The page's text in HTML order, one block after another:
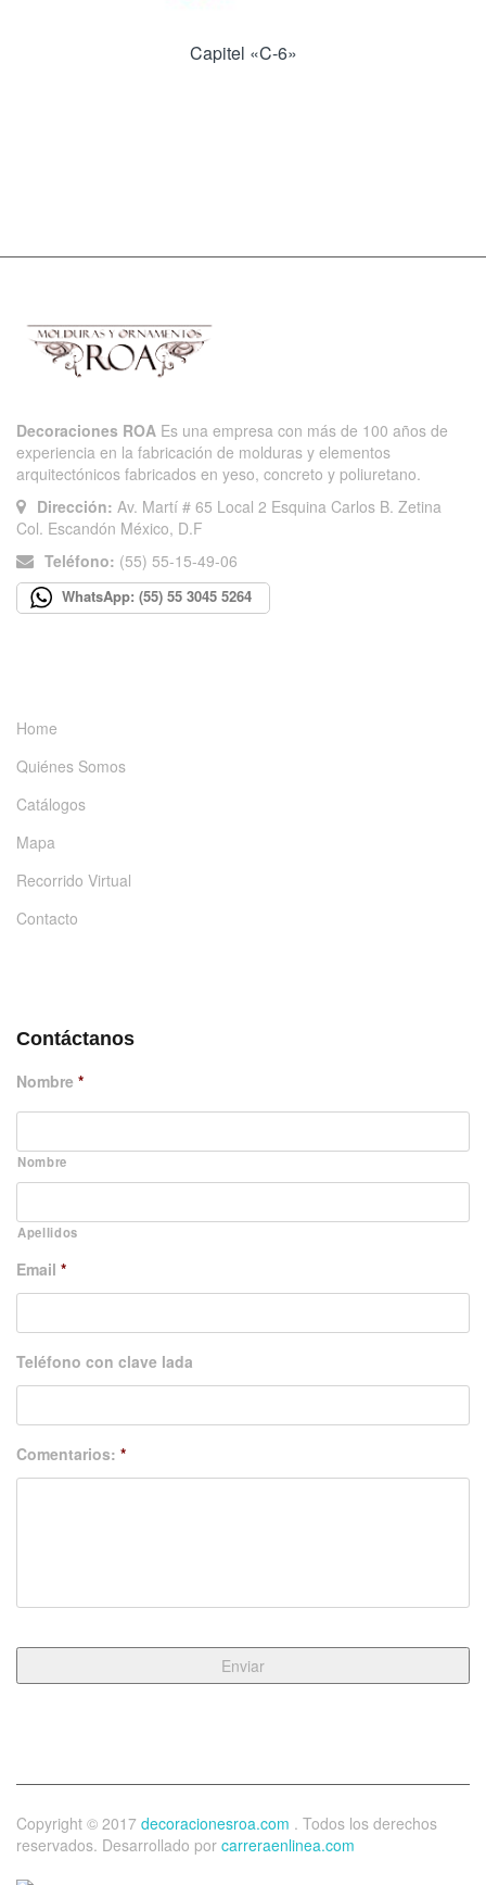
Capitel «C-6»
Decoraciones ROA Es una empresa con más de 100 años de
experiencia en la fabricación de molduras y elementos
arquitectónicos fabricados en yeso, concreto y poliuretano.
Dirección: Av. Martí # 65 Local 2 Esquina Carlos B. Zetina
Col. Escandón México, D.F
Teléfono: (55) 55-15-49-06
WhatsApp: (55) 55 3045 5264
Home
Quiénes Somos
Catálogos
Mapa
Recorrido Virtual
Contacto
Contáctanos
Nombre *
Nombre
Apellidos
Email *
Teléfono con clave lada
Comentarios: *
Copyright © 2017 decoracionesroa.com . Todos los derechos
reservados. Desarrollado por carreraenlinea.com